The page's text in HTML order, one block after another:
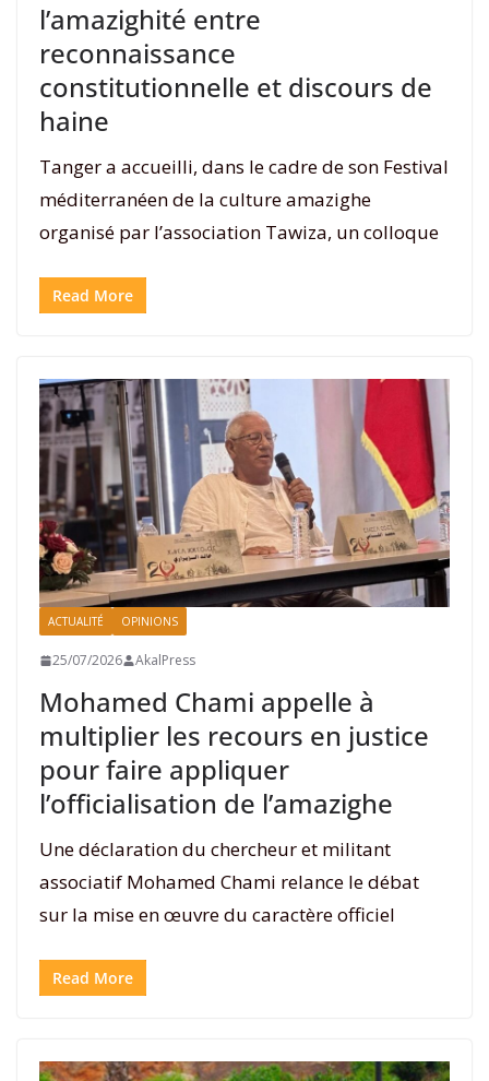
l’amazighité entre
reconnaissance
constitutionnelle et discours de
haine
Tanger a accueilli, dans le cadre de son Festival
méditerranéen de la culture amazighe
organisé par l’association Tawiza, un colloque
Read More
ACTUALITÉ OPINIONS
25/07/2026 AkalPress
Mohamed Chami appelle à
multiplier les recours en justice
pour faire appliquer
l’officialisation de l’amazighe
Une déclaration du chercheur et militant
associatif Mohamed Chami relance le débat
sur la mise en œuvre du caractère officiel
Read More